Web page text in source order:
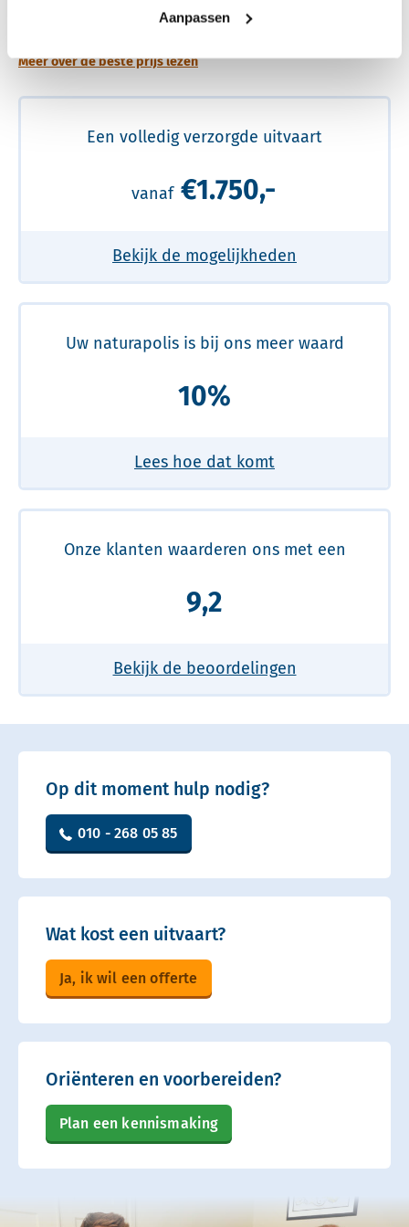
Aanpassen
Meer over de beste prijs lezen
Een volledig verzorgde uitvaart
vanaf €1.750,-
Bekijk de mogelijkheden
Uw naturapolis is bij ons meer waard
10%
Lees hoe dat komt
Onze klanten waarderen ons met een
9,2
Bekijk de beoordelingen
Op dit moment hulp nodig?
010 - 268 05 85
Wat kost een uitvaart?
Ja, ik wil een offerte
Oriënteren en voorbereiden?
Plan een kennismaking